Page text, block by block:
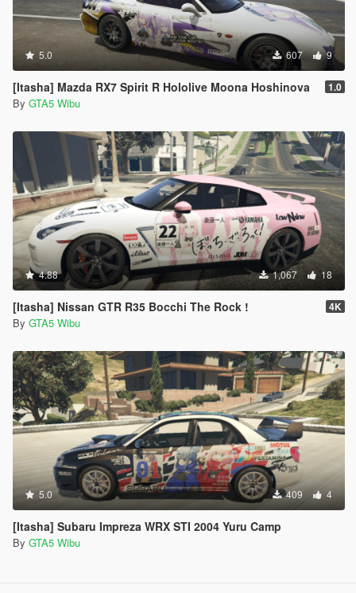
5.0 607 9
[Itasha] Mazda RX7 Spirit R Hololive Moona Hoshinova 1.0
By GTA5 Wibu
4.88 1,067 18
[Itasha] Nissan GTR R35 Bocchi The Rock ! 4K
By GTA5 Wibu
5.0 409 4
[Itasha] Subaru Impreza WRX STI 2004 Yuru Camp
By GTA5 Wibu